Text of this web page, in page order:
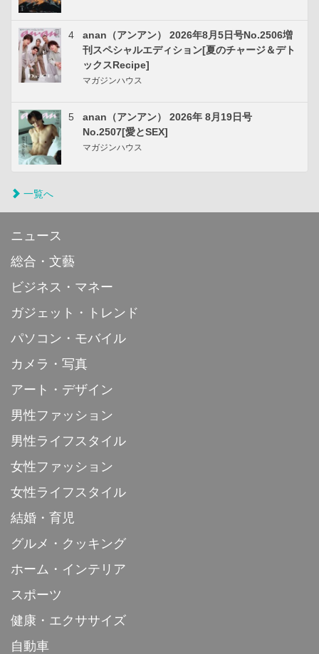
4
anan（アンアン） 2026年8月5日号No.2506増
刊スペシャルエディション[夏のチャージ＆デト
ックスRecipe]
マガジンハウス
5
anan（アンアン） 2026年 8月19日号
No.2507[愛とSEX]
マガジンハウス
一覧へ
ニュース
総合・文藝
ビジネス・マネー
ガジェット・トレンド
パソコン・モバイル
カメラ・写真
アート・デザイン
男性ファッション
男性ライフスタイル
女性ファッション
女性ライフスタイル
結婚・育児
グルメ・クッキング
ホーム・インテリア
スポーツ
健康・エクササイズ
自動車